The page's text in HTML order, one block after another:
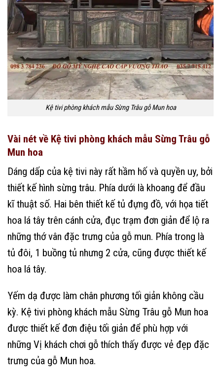
Kệ tivi phòng khách mẫu Sừng Trâu gỗ Mun hoa
Vài nét về Kệ tivi phòng khách mẫu Sừng Trâu gỗ
Mun hoa
Dáng dấp của kệ tivi này rất hầm hố và quyền uy, bởi
thiết kế hình sừng trâu. Phía dưới là khoang để đầu
kĩ thuật số. Hai bên thiết kế tủ đựng đồ, với họa tiết
hoa lá tây trên cánh cửa, đục trạm đơn giản để lộ ra
những thớ vân đặc trưng của gỗ mun. Phía trong là
tủ đôi, 1 buồng tủ nhưng 2 cửa, cũng được thiết kế
hoa lá tây.
Yếm dạ được làm chân phương tối giản không cầu
kỳ. Kệ tivi phòng khách mẫu Sừng Trâu gỗ Mun hoa
được thiết kế đơn điệu tối giản để phù hợp với
những Vị khách chơi gỗ thích thấy được vẻ đẹp đặc
trưng của gỗ Mun hoa.